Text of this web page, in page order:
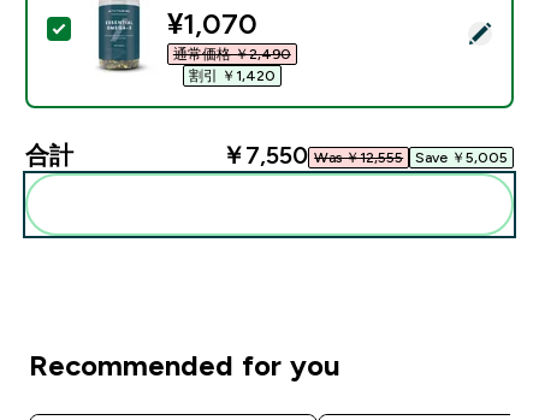
この商品を選択 - オメガ3 - 90カプセル
discounted price
¥1,070‎
通常価格 ￥2,490‎
割引 ￥1,420‎
合計 ￥7,550‎ Was ￥12,555‎ Save ￥5,005‎
Recommended for you